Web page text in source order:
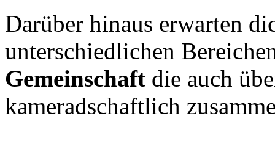
Darüber hinaus erwarten
unterschiedlichen
Gemeinschaft die auch
kameradschaftlich